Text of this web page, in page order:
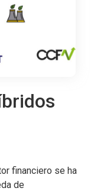
financiero se ha
de